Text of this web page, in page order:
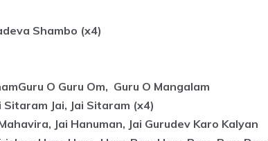
Shambo (x4)
O Guru Om, Guru O Mangalam
Sitaram Jai, Jai Sitaram (x4)
Jai Hanuman, Jai Gurudev Karo Kalyan